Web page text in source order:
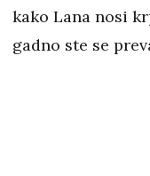
kako Lana nosi
gadno ste se